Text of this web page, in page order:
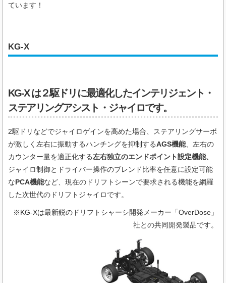
ています！
KG-X
KG-X は２駆ドリに最適化したインテリジェント・
ステアリングアシスト・ジャイロです。
2駆ドリなどでジャイロゲインを高めた場合、ステアリングサーボ
が激しく左右に振動するハンチングを抑制するAGS機能、左右の
カウンター量を適正化する左右独立のエンドポイント設定機能、
ジャイロ制御とドライバー操作のブレンド比率を任意に設定可能
なPCA機能など、現在のドリフトシーンで要求される機能を網羅
した次世代のドリフトジャイロです。
※KG-Xは最新鋭のドリフトシャーシ開発メーカー「OverDose」
社との共同開発製品です。